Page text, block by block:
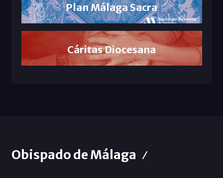
Plan Málaga Sacra
Cáritas Diocesana
Obispado de Málaga